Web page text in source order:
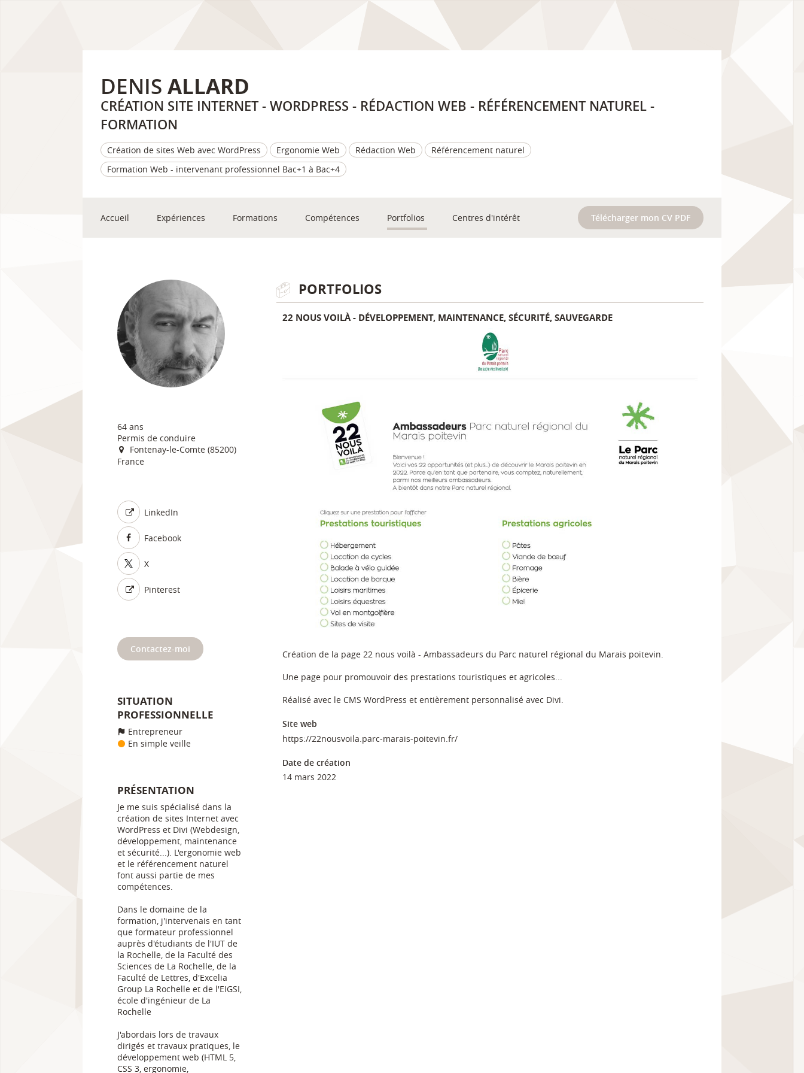
DENIS ALLARD
CRÉATION SITE INTERNET - WORDPRESS - RÉDACTION WEB - RÉFÉRENCEMENT NATUREL -
FORMATION
Création de sites Web avec WordPress Ergonomie Web Rédaction Web
Référencement naturel
Formation Web - intervenant professionnel Bac+1 à Bac+4
Accueil Expériences Formations Compétences Portfolios Centres d'intérêt Télécharger mon CV PDF
64 ans
Permis de conduire
Fontenay-le-Comte (85200)
France
LinkedIn
Facebook
X
Pinterest
Contactez-moi
SITUATION
PROFESSIONNELLE
Entrepreneur
En simple veille
PRÉSENTATION
Je me suis spécialisé dans la
création de sites Internet avec
WordPress et Divi (Webdesign,
développement, maintenance
et sécurité...). L'ergonomie web
et le référencement naturel
font aussi partie de mes
compétences.
Dans le domaine de la
formation, j'intervenais en tant
que formateur professionnel
auprès d'étudiants de l'IUT de
la Rochelle, de la Faculté des
Sciences de La Rochelle, de la
Faculté de Lettres, d'Excelia
Group La Rochelle et de l'EIGSI,
école d'ingénieur de La
Rochelle
J'abordais lors de travaux
dirigés et travaux pratiques, le
développement web (HTML 5,
CSS 3, ergonomie,
PORTFOLIOS
22 NOUS VOILÀ - DÉVELOPPEMENT, MAINTENANCE, SÉCURITÉ, SAUVEGARDE
Création de la page 22 nous voilà - Ambassadeurs du Parc naturel régional du Marais poitevin.
Une page pour promouvoir des prestations touristiques et agricoles...
Réalisé avec le CMS WordPress et entièrement personnalisé avec Divi.
Site web
https://22nousvoila.parc-marais-poitevin.fr/
Date de création
14 mars 2022